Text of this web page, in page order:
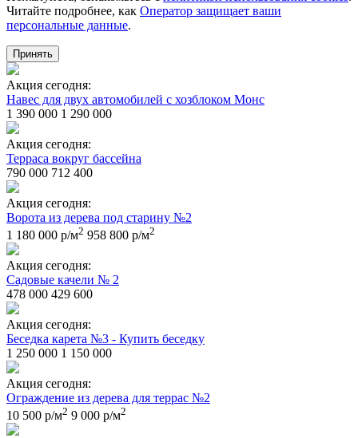
Читайте подробнее, как Оператор защищает ваши
персональные данные.
Принять
Акция сегодня:
Навес для двух автомобилей с хозблоком Монс
1 390 000 1 290 000
Акция сегодня:
Терраса вокруг бассейна
790 000 712 400
Акция сегодня:
Ворота из дерева под старину №2
1 180 000 р/м2 958 800 р/м2
Акция сегодня:
Садовые качели № 2
478 000 429 600
Акция сегодня:
Беседка карета №3 - Купить беседку
1 250 000 1 150 000
Акция сегодня:
Ограждение из дерева для террас №2
10 500 р/м2 9 000 р/м2